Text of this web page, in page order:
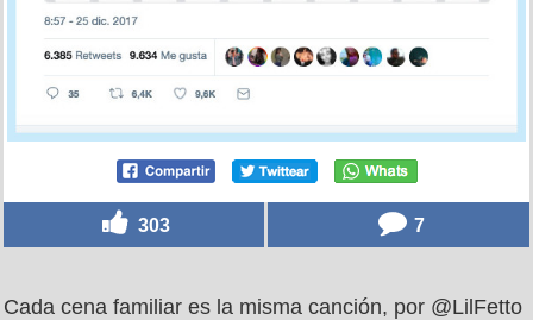
303 7
Cada cena familiar es la misma canción, por @LilFetto